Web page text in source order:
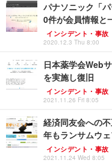
パナソニック「
0件が会員情報と
インシデント・事故
2020.12.3 Thu 8:00
日本薬学会Web
を実施し復旧
インシデント・事故
2021.11.26 Fri 8:05
経済同友会への
年もランサムウ
インシデント・事故
2021.11.24 Wed 8:05